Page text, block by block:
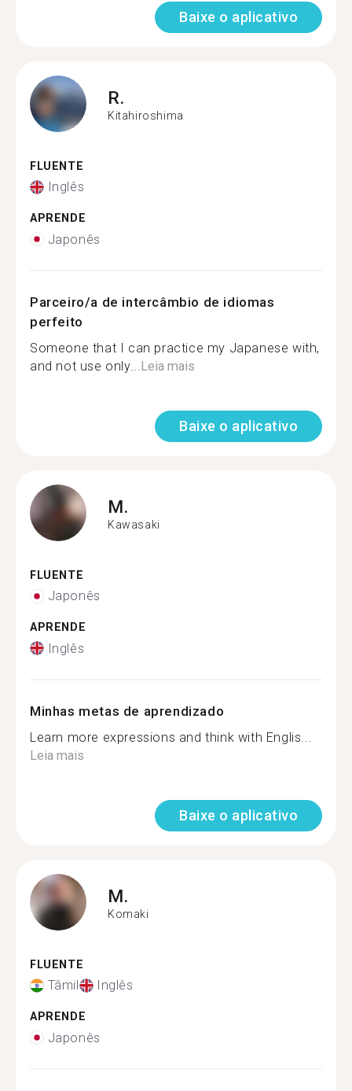
Baixe o aplicativo
R.
Kitahiroshima
FLUENTE
Inglês
APRENDE
Japonês
Parceiro/a de intercâmbio de idiomas
perfeito
Someone that I can practice my Japanese with,
and not use only... Leia mais
Baixe o aplicativo
M.
Kawasaki
FLUENTE
Japonês
APRENDE
Inglês
Minhas metas de aprendizado
Learn more expressions and think with Englis...
Leia mais
Baixe o aplicativo
M.
Komaki
FLUENTE
Tâmil Inglês
APRENDE
Japonês